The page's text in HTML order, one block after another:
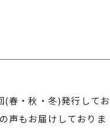
(春・秋・冬)発行してお
声もお届けしておりま